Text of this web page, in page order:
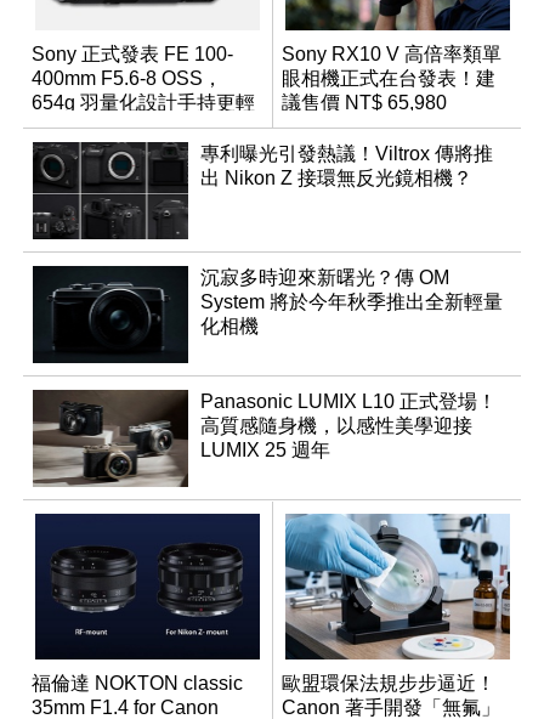
Sony 正式發表 FE 100-
400mm F5.6-8 OSS，
654g 羽量化設計手持更輕
鬆
Sony RX10 V 高倍率類單
眼相機正式在台發表！建
議售價 NT$ 65,980
專利曝光引發熱議！Viltrox 傳將推
出 Nikon Z 接環無反光鏡相機？
沉寂多時迎來新曙光？傳 OM
System 將於今年秋季推出全新輕量
化相機
Panasonic LUMIX L10 正式登場！
高質感隨身機，以感性美學迎接
LUMIX 25 週年
福倫達 NOKTON classic
35mm F1.4 for Canon
歐盟環保法規步步逼近！
Canon 著手開發「無氟」